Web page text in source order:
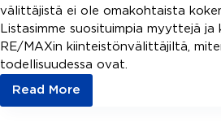
välittäjistä ei ole omakohtaista
Listasimme suosituimpia myyttejä ja
RE/MAXin kiinteistönvälittäjiltä,
todellisuudessa ovat.
Read More